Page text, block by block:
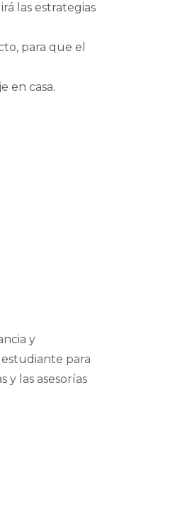
las estrategias
para que el
en casa.
y
para
las asesorías